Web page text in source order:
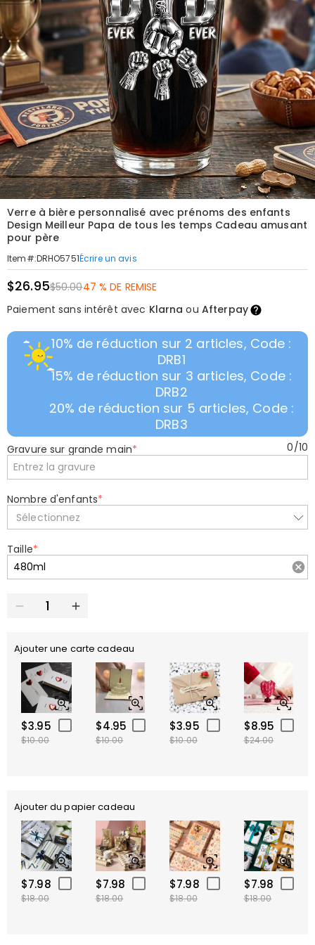
Verre à bière personnalisé avec prénoms des enfants
Design Meilleur Papa de tous les temps Cadeau amusant
pour père
Item#:DRHO5751Écrire un avis
$26.95$50.0047 % DE REMISE
Paiement sans intérêt avec Klarna ou Afterpay
10% de réduction sur 2 articles, Code :
DRB1
15% de réduction sur 3 articles, Code :
DRB2
20% de réduction sur 5 articles, Code :
DRB3
Gravure sur grande main* 0/10
Nombre d'enfants*
Sélectionnez
Taille*
Ajouter une carte cadeau
$3.95
$10.00
$4.95
$10.00
$3.95
$10.00
$8.95
$24.00
Ajouter du papier cadeau
$7.98
$18.00
$7.98
$18.00
$7.98
$18.00
$7.98
$18.00